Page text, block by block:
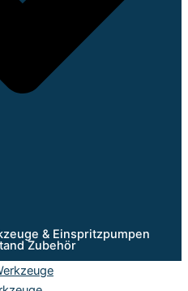
& Einspritzpumpen
Zubehör